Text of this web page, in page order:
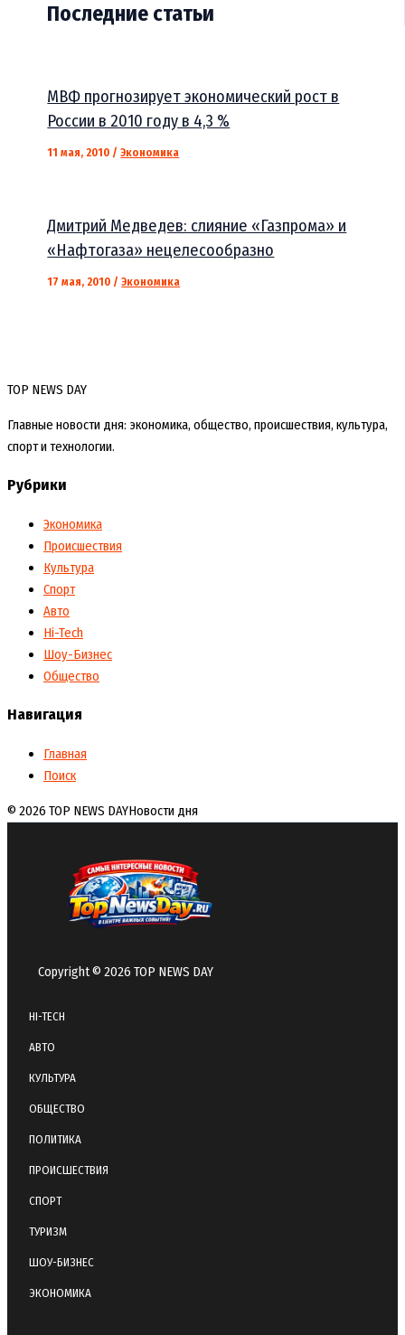
Последние статьи
МВФ прогнозирует экономический рост в
России в 2010 году в 4,3 %
11 мая, 2010 /Экономика
Дмитрий Медведев: слияние «Газпрома» и
«Нафтогаза» нецелесообразно
17 мая, 2010 /Экономика
TOP NEWS DAY
Главные новости дня: экономика, общество, происшествия, культура,
спорт и технологии.
Рубрики
Экономика
Происшествия
Культура
Спорт
Авто
Hi-Tech
Шоу-Бизнес
Общество
Навигация
Главная
Поиск
© 2026 TOP NEWS DAYНовости дня
Copyright © 2026 TOP NEWS DAY
HI-TECH
АВТО
КУЛЬТУРА
ОБЩЕСТВО
ПОЛИТИКА
ПРОИСШЕСТВИЯ
СПОРТ
ТУРИЗМ
ШОУ-БИЗНЕС
ЭКОНОМИКА